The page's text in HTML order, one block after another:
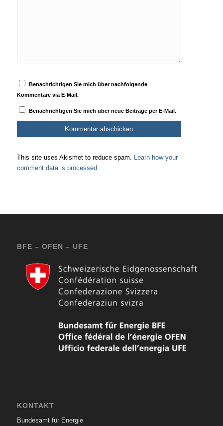
Benachrichtigen Sie mich über nachfolgende
Kommentare via E-Mail.
Benachrichtigen Sie mich über neue Beiträge per E-Mail.
This site uses Akismet to reduce spam. Learn how your
comment data is processed.
BFE – OFEN – UFE
KONTAKT
Bundesamt für Energie